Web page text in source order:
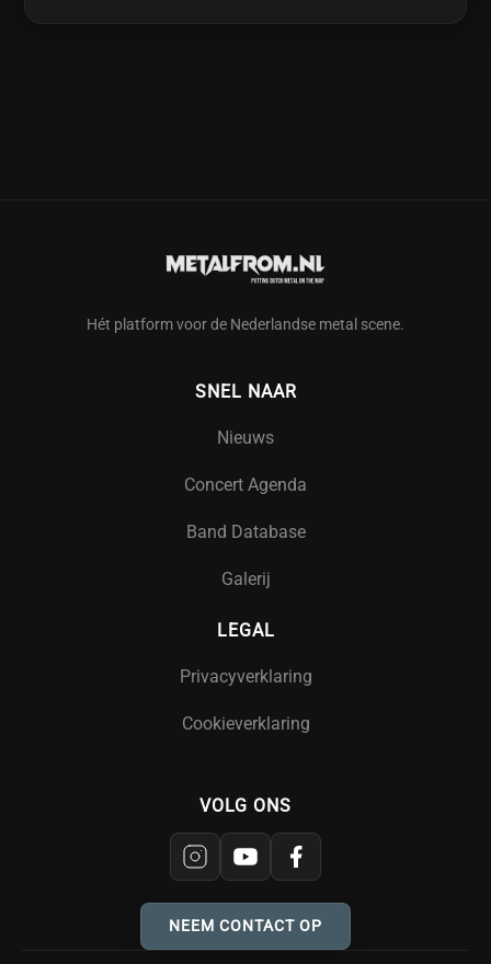
Hét platform voor de Nederlandse metal scene.
SNEL NAAR
Nieuws
Concert Agenda
Band Database
Galerij
LEGAL
Privacyverklaring
Cookieverklaring
VOLG ONS
NEEM CONTACT OP